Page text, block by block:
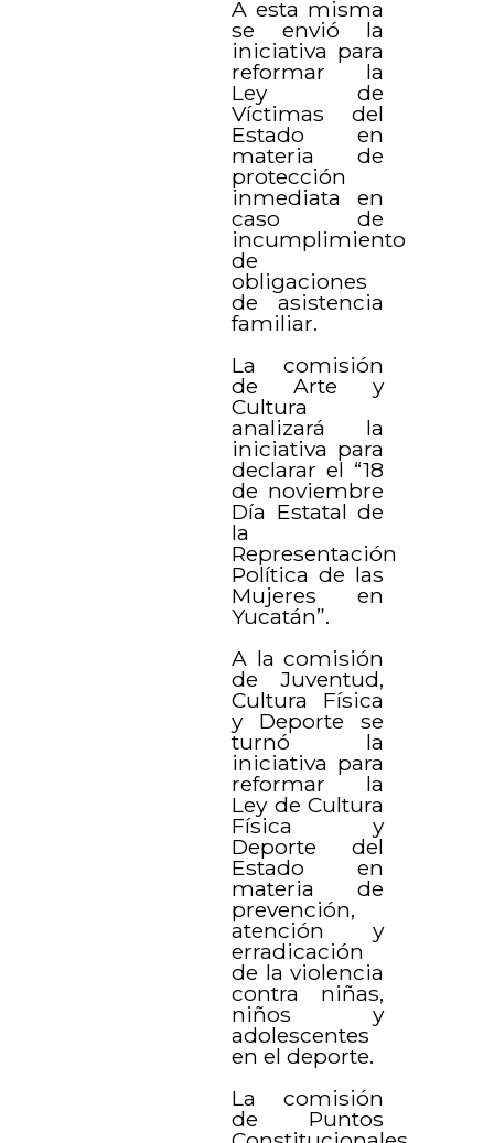
A esta misma
se envió la
iniciativa para
reformar la
Ley de
Víctimas del
Estado en
materia de
protección
inmediata en
caso de
incumplimiento
de
obligaciones
de asistencia
familiar.
La comisión
de Arte y
Cultura
analizará la
iniciativa para
declarar el “18
de noviembre
Día Estatal de
la
Representación
Política de las
Mujeres en
Yucatán”.
A la comisión
de Juventud,
Cultura Física
y Deporte se
turnó la
iniciativa para
reformar la
Ley de Cultura
Física y
Deporte del
Estado en
materia de
prevención,
atención y
erradicación
de la violencia
contra niñas,
niños y
adolescentes
en el deporte.
La comisión
de Puntos